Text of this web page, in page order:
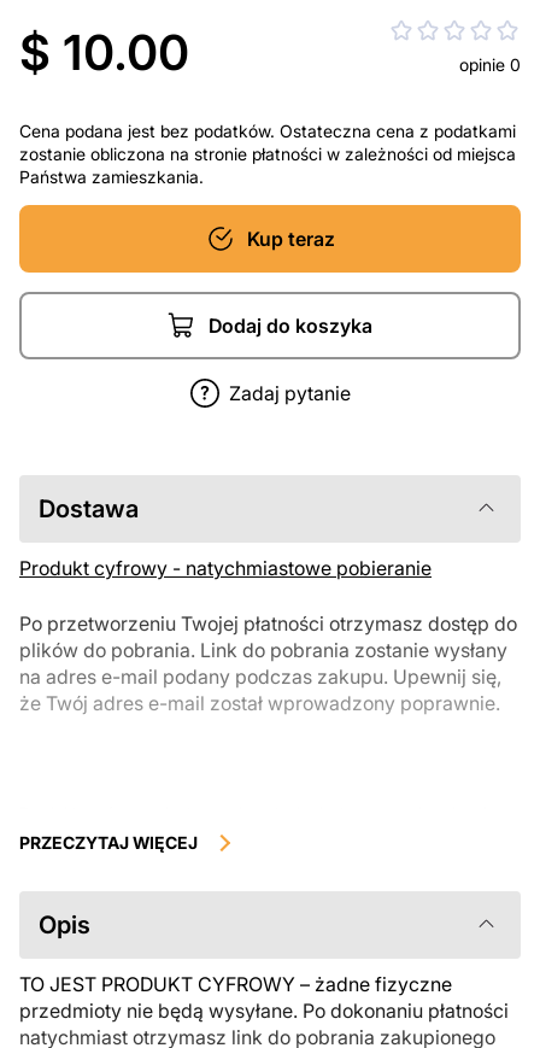
$ 10.00 opinie 0
Cena podana jest bez podatków. Ostateczna cena z podatkami
zostanie obliczona na stronie płatności w zależności od miejsca
Państwa zamieszkania.
Kup teraz
Dodaj do koszyka
Zadaj pytanie
Dostawa
Produkt cyfrowy - natychmiastowe pobieranie
Po przetworzeniu Twojej płatności otrzymasz dostęp do
plików do pobrania. Link do pobrania zostanie wysłany
na adres e-mail podany podczas zakupu. Upewnij się,
że Twój adres e-mail został wprowadzony poprawnie.
podlegają zwrotowi ani wymianie po ich pobraniu. Zalecamy
przed zakupem. Jeśli masz jakiekolwiek problemy z zamówieniem,
skontaktuj się bezpośrednio ze sprzedawcą.
PRZECZYTAJ WIĘCEJ
Opis
TO JEST PRODUKT CYFROWY – żadne fizyczne
przedmioty nie będą wysyłane. Po dokonaniu płatności
natychmiast otrzymasz link do pobrania zakupionego